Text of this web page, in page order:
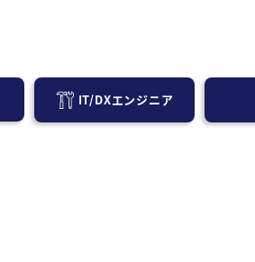
IT/DXエンジニア